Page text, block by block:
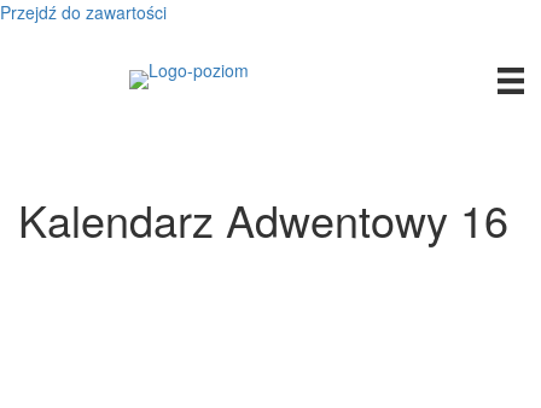
Przejdź do zawartości
Kalendarz Adwentowy 16